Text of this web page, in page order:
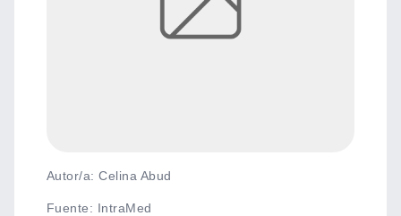
Autor/a: Celina Abud
Fuente: IntraMed